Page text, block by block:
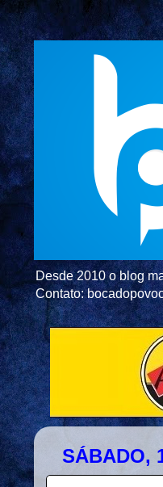
Desde 2010 o blog
Contato:
SÁBADO,